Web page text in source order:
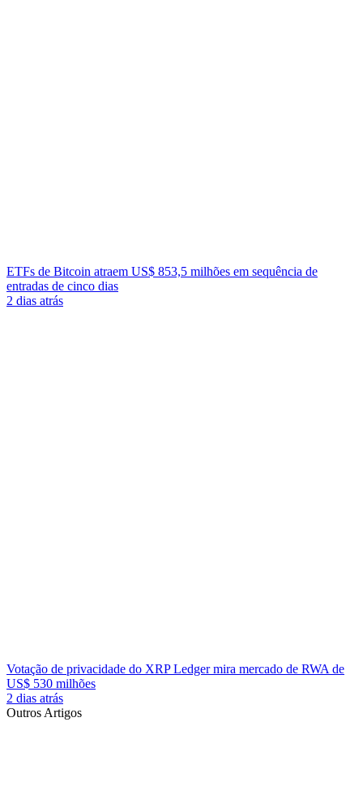
ETFs de Bitcoin atraem US$ 853,5 milhões em sequência de
entradas de cinco dias
2 dias atrás
Votação de privacidade do XRP Ledger mira mercado de RWA de
US$ 530 milhões
2 dias atrás
Outros Artigos